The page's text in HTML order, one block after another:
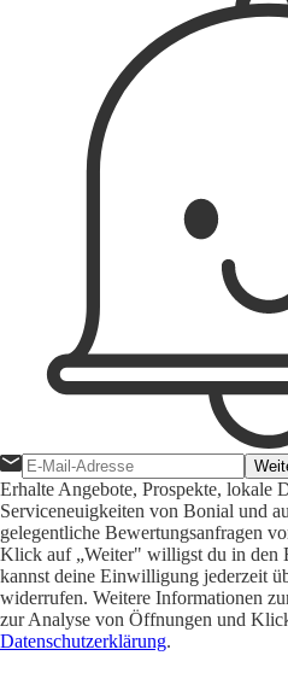
Erhalte Angebote, Prospekte, lokale
Serviceneuigkeiten von Bonial und
gelegentliche Bewertungsanfragen
Klick auf „Weiter" willigst du in den
kannst deine Einwilligung jederzeit
widerrufen. Weitere Informationen
zur Analyse von Öffnungen und
Datenschutzerklärung.